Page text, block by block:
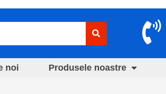
noi Produsele noastre